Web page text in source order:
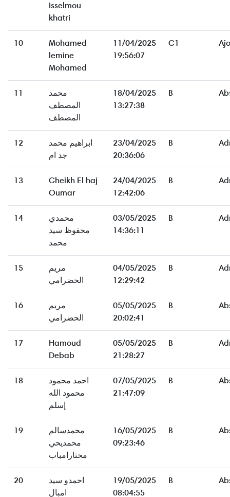
Isselmou
khatri
10
Mohamed
lemine
Mohamed
11/04/2025
19:56:07
C1
11
محمد
المصطف
المصطف
18/04/2025
13:27:38
B
12
ابراهيم محمد
جد ام
23/04/2025
20:36:06
B
13
Cheikh El haj
Oumar
24/04/2025
12:42:06
B
14
محمدي
محفوظ سيد
محمد
03/05/2025
14:36:11
B
15
مريم
الحضرامي
04/05/2025
12:29:42
B
16
مريم
الحضرامي
05/05/2025
20:02:41
B
17
Hamoud
Debab
05/05/2025
21:28:27
B
18
احمد محمود
محمود الله
إسلم
07/05/2025
21:47:09
B
19
محمدسالم
محمديحي
مختارامباب
16/05/2025
09:23:46
B
20
احمدو سيد
امبال
19/05/2025
08:04:55
B